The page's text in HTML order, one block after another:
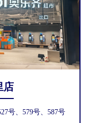
店
号、579号、587号